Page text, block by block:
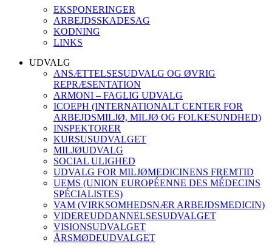
EKSPONERINGER
ARBEJDSSKADESAG
KODNING
LINKS
UDVALG
ANSÆTTELSESUDVALG OG ØVRIG
REPRÆSENTATION
ARMONI – FAGLIG UDVALG
ICOEPH (INTERNATIONALT CENTER FOR
ARBEJDSMILJØ, MILJØ OG FOLKESUNDHED)
INSPEKTORER
KURSUSUDVALGET
MILJØUDVALG
SOCIAL ULIGHED
UDVALG FOR MILJØMEDICINENS FREMTID
UEMS (UNION EUROPÉENNE DES MÉDECINS
SPÉCIALISTES)
VAM (VIRKSOMHEDSNÆR ARBEJDSMEDICIN)
VIDEREUDDANNELSESUDVALGET
VISIONSUDVALGET
ÅRSMØDEUDVALGET